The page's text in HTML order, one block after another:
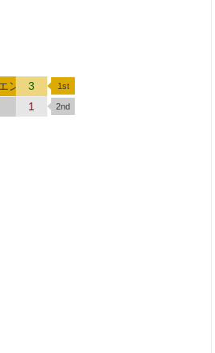
ン（ルクセンブルク）
3
1